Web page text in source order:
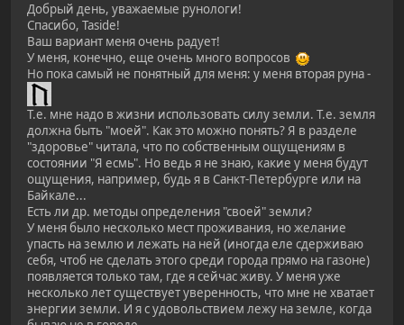
Добрый день, уважаемые рунологи!
Спасибо, Taside!
Ваш вариант меня очень радует!
У меня, конечно, еще очень много вопросов
Но пока самый не понятный для меня: у меня вторая руна -
Т.е. мне надо в жизни использовать силу земли. Т.е. земля
должна быть "моей". Как это можно понять? Я в разделе
"здоровье" читала, что по собственным ощущениям в
состоянии "Я есмь". Но ведь я не знаю, какие у меня будут
ощущения, например, будь я в Санкт-Петербурге или на
Байкале...
Есть ли др. методы определения "своей" земли?
У меня было несколько мест проживания, но желание
упасть на землю и лежать на ней (иногда еле сдерживаю
себя, чтоб не сделать этого среди города прямо на газоне)
появляется только там, где я сейчас живу. У меня уже
несколько лет существует уверенность, что мне не хватает
энергии земли. И я с удовольствием лежу на земле, когда